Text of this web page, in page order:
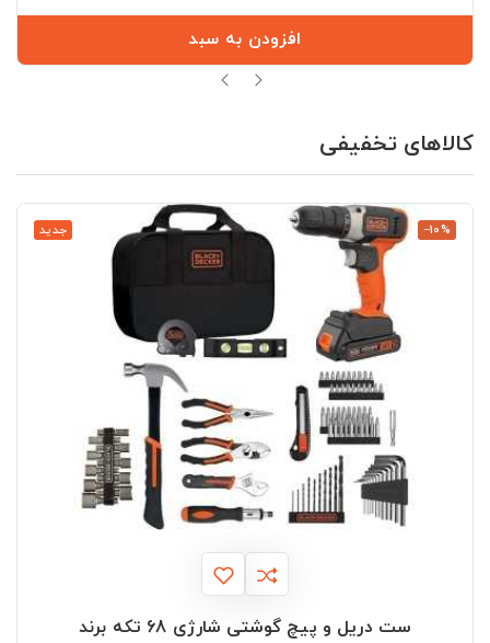
افزودن به سبد
کالاهای تخفیفی
جدید ‎−10%
ست دریل و پیچ گوشتی شارژی 68 تکه برند